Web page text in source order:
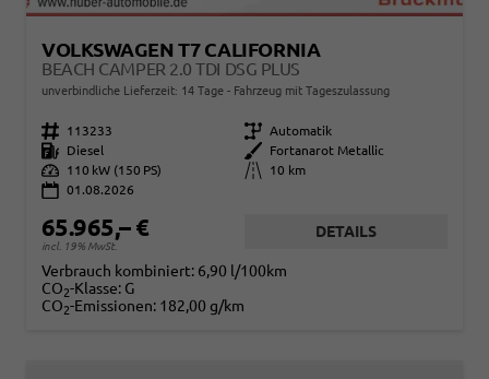
VOLKSWAGEN T7 CALIFORNIA
BEACH CAMPER 2.0 TDI DSG PLUS
unverbindliche Lieferzeit: 14 Tage Fahrzeug mit Tageszulassung
Fahrzeugnr. 113233 Getriebe Automatik
Kraftstoff
Diesel Außenfarbe
Fortanarot Metallic
Leistung
110 kW (150 PS) Kilometerstand
10 km
01.08.2026
65.965,– €
incl. 19% MwSt.
DETAILS
Verbrauch kombiniert: 6,90 l/100km
CO2-Klasse: G
CO2-Emissionen: 182,00 g/km